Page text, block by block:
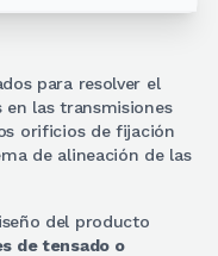
para resolver el
en las transmisiones
orificios de fijación
de alineación de las
del producto
de tensado o